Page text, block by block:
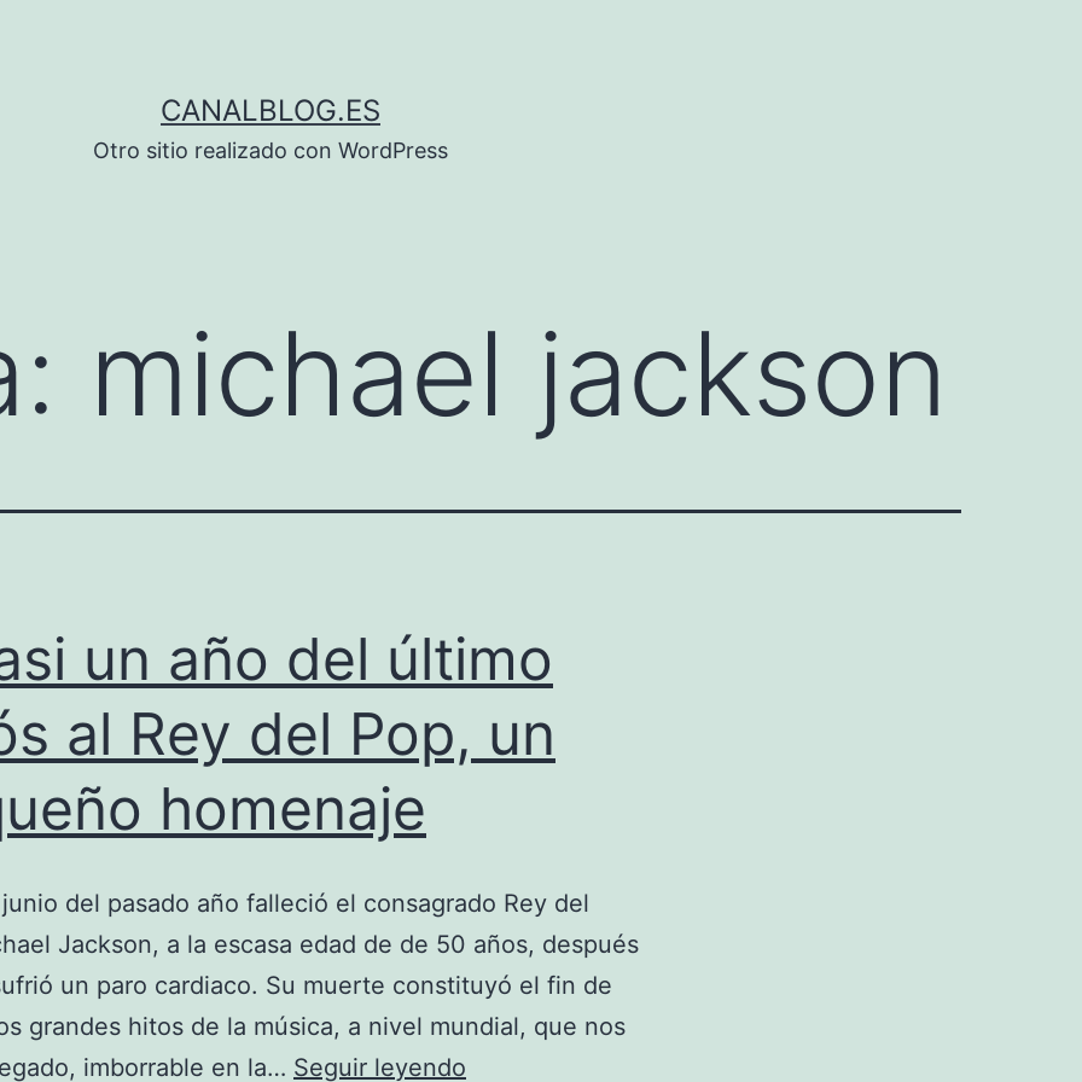
CANALBLOG.ES
Otro sitio realizado con WordPress
michael jackson
un año del último
al Rey del Pop, un
homenaje
del pasado año falleció el consagrado Rey del
Jackson, a la escasa edad de de 50 años, después
un paro cardiaco. Su muerte constituyó el fin de
grandes hitos de la música, a nivel mundial, que nos
imborrable en la… Seguir leyendo